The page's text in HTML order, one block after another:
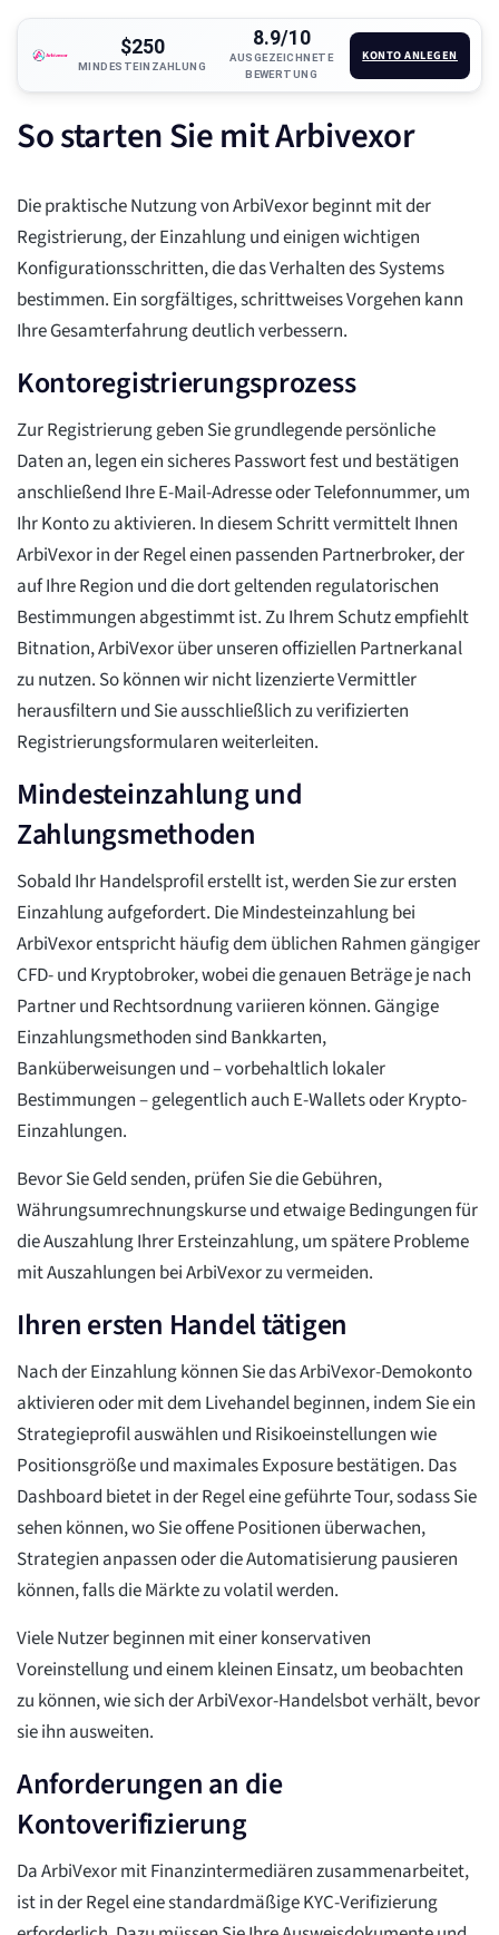
$250
MINDESTEINZAHLUNG
8.9/10
AUSGEZEICHNETE
BEWERTUNG
KONTO ANLEGEN
So starten Sie mit Arbivexor
Die praktische Nutzung von ArbiVexor beginnt mit der
Registrierung, der Einzahlung und einigen wichtigen
Konfigurationsschritten, die das Verhalten des Systems
bestimmen. Ein sorgfältiges, schrittweises Vorgehen kann
Ihre Gesamterfahrung deutlich verbessern.
Kontoregistrierungsprozess
Zur Registrierung geben Sie grundlegende persönliche
Daten an, legen ein sicheres Passwort fest und bestätigen
anschließend Ihre E-Mail-Adresse oder Telefonnummer, um
Ihr Konto zu aktivieren. In diesem Schritt vermittelt Ihnen
ArbiVexor in der Regel einen passenden Partnerbroker, der
auf Ihre Region und die dort geltenden regulatorischen
Bestimmungen abgestimmt ist. Zu Ihrem Schutz empfiehlt
Bitnation, ArbiVexor über unseren offiziellen Partnerkanal
zu nutzen. So können wir nicht lizenzierte Vermittler
herausfiltern und Sie ausschließlich zu verifizierten
Registrierungsformularen weiterleiten.
Mindesteinzahlung und
Zahlungsmethoden
Sobald Ihr Handelsprofil erstellt ist, werden Sie zur ersten
Einzahlung aufgefordert. Die Mindesteinzahlung bei
ArbiVexor entspricht häufig dem üblichen Rahmen gängiger
CFD- und Kryptobroker, wobei die genauen Beträge je nach
Partner und Rechtsordnung variieren können. Gängige
Einzahlungsmethoden sind Bankkarten,
Banküberweisungen und – vorbehaltlich lokaler
Bestimmungen – gelegentlich auch E-Wallets oder Krypto-
Einzahlungen.
Bevor Sie Geld senden, prüfen Sie die Gebühren,
Währungsumrechnungskurse und etwaige Bedingungen für
die Auszahlung Ihrer Ersteinzahlung, um spätere Probleme
mit Auszahlungen bei ArbiVexor zu vermeiden.
Ihren ersten Handel tätigen
Nach der Einzahlung können Sie das ArbiVexor-Demokonto
aktivieren oder mit dem Livehandel beginnen, indem Sie ein
Strategieprofil auswählen und Risikoeinstellungen wie
Positionsgröße und maximales Exposure bestätigen. Das
Dashboard bietet in der Regel eine geführte Tour, sodass Sie
sehen können, wo Sie offene Positionen überwachen,
Strategien anpassen oder die Automatisierung pausieren
können, falls die Märkte zu volatil werden.
Viele Nutzer beginnen mit einer konservativen
Voreinstellung und einem kleinen Einsatz, um beobachten
zu können, wie sich der ArbiVexor-Handelsbot verhält, bevor
sie ihn ausweiten.
Anforderungen an die
Kontoverifizierung
Da ArbiVexor mit Finanzintermediären zusammenarbeitet,
ist in der Regel eine standardmäßige KYC-Verifizierung